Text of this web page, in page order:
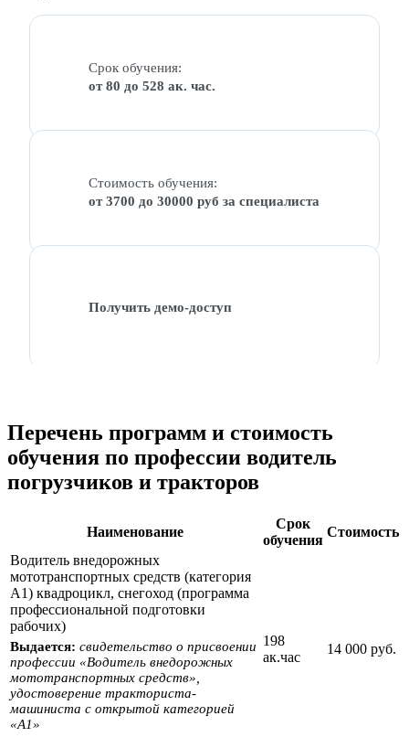
Срок обучения:
от 80 до 528 ак. час.
Стоимость обучения:
от 3700 до 30000 руб за специалиста
Получить демо-доступ
Перечень программ и стоимость
обучения по профессии водитель
погрузчиков и тракторов
Наименование
Срок
обучения
Стоимость
Водитель внедорожных
мототранспортных средств (категория
А1) квадроцикл, снегоход (программа
профессиональной подготовки
рабочих)
Выдается: свидетельство о присвоении
профессии «Водитель внедорожных
мототранспортных средств»,
удостоверение тракториста-
машиниста с открытой категорией
«А1»
198
ак.час
14 000 руб.